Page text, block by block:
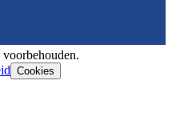
Cookies